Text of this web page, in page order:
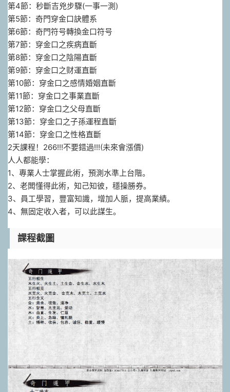
第4節：秒斷吉兇步驟(一事一測)
第5節：奇門穿金口訣體系
第6節：奇門符号轉換金口符号
第7節：穿金口之疾病直斷
第8節：穿金口之陰陽直斷
第9節：穿金口之财運直斷
第10節：穿金口之感情婚姻直斷
第11節：穿金口之事業直斷
第12節：穿金口之父母直斷
第13節：穿金口之子孫運程直斷
第14節：穿金口之性格直斷
2天課程！266!!!不要錯過!!!(未來會漲價)
人人都能學：
1、專業人士掌握此術，預測水準上台階。
2、老闆懂得此術，知己知彼，穩操勝券。
3、員工學習，豐富知識，增加人脈，提高業績。
4、無固定收入者，可以此謀生。
課程截圖